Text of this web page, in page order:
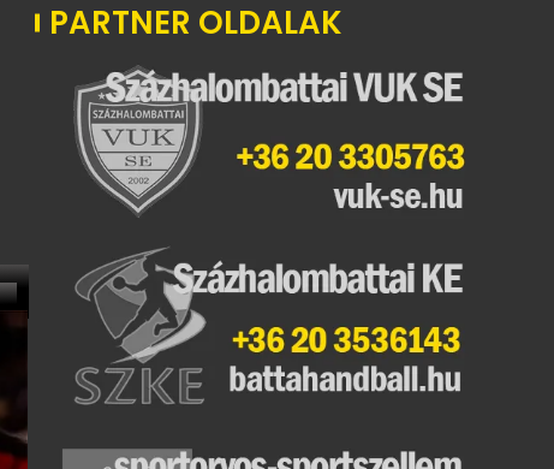
PARTNER OLDALAK